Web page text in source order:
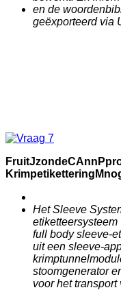
en de
geëxporteerd via
FruitJzondeCAnn P
Krimpetikettering M
Het Sleeve
full body sleeve-
uit een sleeve-
stoomgenerator
voor het